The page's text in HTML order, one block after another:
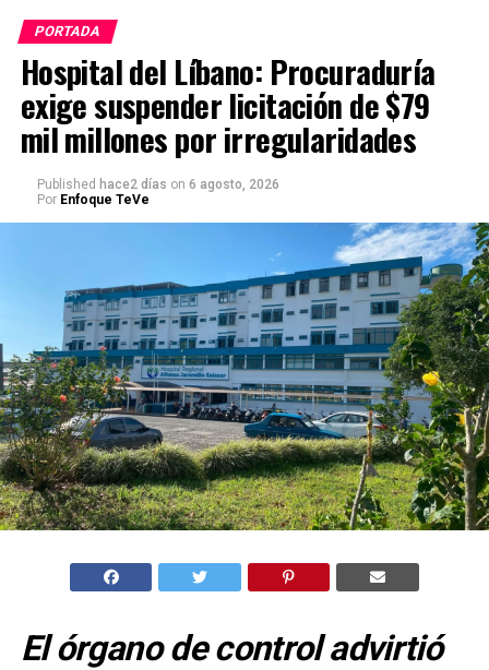
PORTADA
Hospital del Líbano: Procuraduría
exige suspender licitación de $79
mil millones por irregularidades
Published hace2 días on 6 agosto, 2026
Por Enfoque TeVe
El órgano de control advirtió